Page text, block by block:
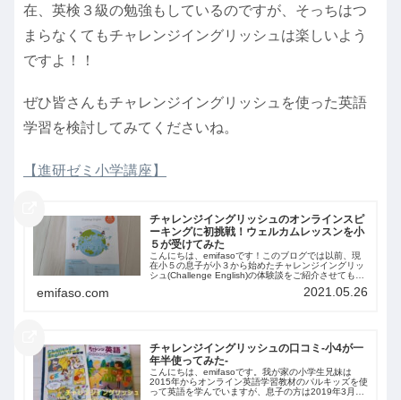
在、英検３級の勉強もしているのですが、そっちはつ
まらなくてもチャレンジイングリッシュは楽しいよう
ですよ！！
ぜひ皆さんもチャレンジイングリッシュを使った英語
学習を検討してみてくださいね。
【進研ゼミ小学講座】
チャレンジイングリッシュのオンラインスピ
ーキングに初挑戦！ウェルカムレッスンを小
５が受けてみた
こんにちは、emifasoです！このブログでは以前、現
在小５の息子が小３から始めたチャレンジイングリッ
シュ(Challenge English)の体験談をご紹介させてもら
emifaso.com 2021.05.26
チャレンジイングリッシュの口コミ-小4が一
年半使ってみた-
こんにちは、emifasoです。我が家の小学生兄妹は
2015年からオンライン英語学習教材のパルキッズを使
って英語を学んでいますが、息子の方は2019年3月か